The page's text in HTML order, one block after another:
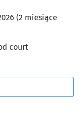
(2 miesiące
court